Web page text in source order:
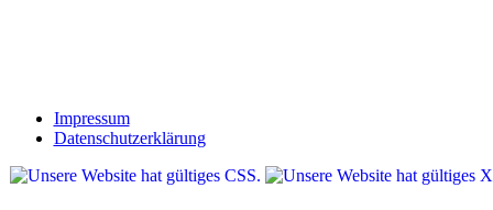
Impressum
Datenschutzerklärung